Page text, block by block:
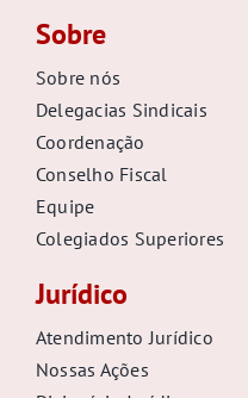
Sobre
Sobre nós
Delegacias Sindicais
Coordenação
Conselho Fiscal
Equipe
Colegiados Superiores
Jurídico
Atendimento Jurídico
Nossas Ações